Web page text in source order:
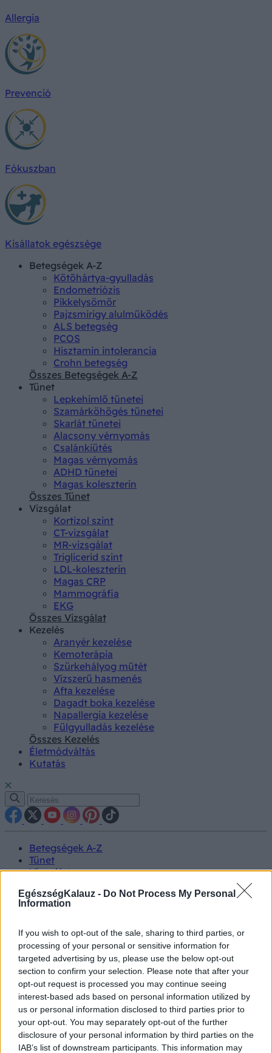
EgészségKalauz - Do Not Process My Personal
Information
If you wish to opt-out of the sale, sharing to third parties, or
processing of your personal or sensitive information for
targeted advertising by us, please use the below opt-out
section to confirm your selection. Please note that after your
opt-out request is processed you may continue seeing
interest-based ads based on personal information utilized by
us or personal information disclosed to third parties prior to
your opt-out. You may separately opt-out of the further
disclosure of your personal information by third parties on the
IAB’s list of downstream participants. This information may
Allergia
Prevenció
Fókuszban
Kisállatok egészsége
Betegségek A-Z
Kötőhártya-gyulladás
Endometriózis
Pikkelysömör
Pajzsmirigy alulműködés
ALS betegség
PCOS
Hisztamin intolerancia
Crohn betegség
Összes Betegségek A-Z
Tünet
Lepkehimlő tünetei
Szamárköhögés tünetei
Skarlát tünetei
Alacsony vérnyomás
Csalánkiütés
Magas vérnyomás
ADHD tünetei
Magas koleszterin
Összes Tünet
Vizsgálat
Kortizol szint
CT-vizsgálat
MR-vizsgálat
Triglicerid szint
LDL-koleszterin
Magas CRP
Mammográfia
EKG
Összes Vizsgálat
Kezelés
Aranyér kezelése
Kemoterápia
Szürkehályog műtét
Vízszerű hasmenés
Afta kezelése
Dagadt boka kezelése
Napallergia kezelése
Fülgyulladás kezelése
Összes Kezelés
Életmódváltás
Kutatás
Betegségek A-Z
Tünet
Vizsgálat
Életmódváltás
Kutatás
Hírek
Videók
Kisállatok egészsége
#allergia #influenza#cukorbetegség
#orvosmeteorológia#vérnyomás#stroke#rákbetegség
#pajzsmirigy#reflux#ekcéma#herpesz
Regisztráció